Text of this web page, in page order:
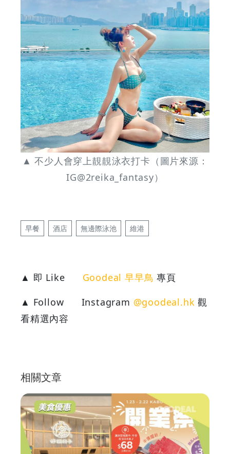
▲ 不少人會穿上靚靚泳衣打卡（圖片來源：
IG@2reika_fantasy）
早餐 酒店 無邊際泳池 維港
▲ 即 Like Goodeal 早早鳥 專頁
▲ Follow
Instagram @goodeal.hk 觀
看精選內容
相關文章